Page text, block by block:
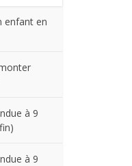
enfant en
à 9
à 9